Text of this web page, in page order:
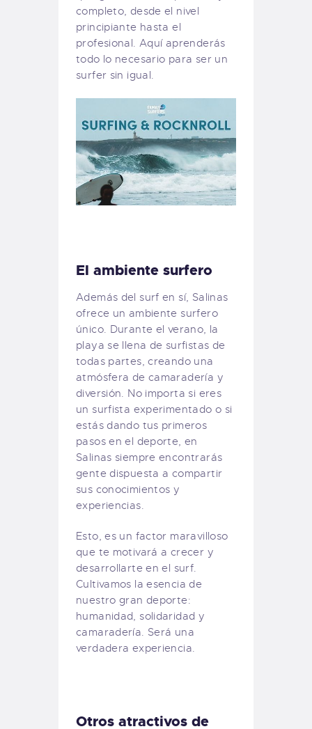
completo, desde el nivel
principiante hasta el
profesional. Aquí aprenderás
todo lo necesario para ser un
surfer sin igual.
El ambiente surfero
Además del surf en sí, Salinas
ofrece un ambiente surfero
único. Durante el verano, la
playa se llena de surfistas de
todas partes, creando una
atmósfera de camaradería y
diversión. No importa si eres
un surfista experimentado o si
estás dando tus primeros
pasos en el deporte, en
Salinas siempre encontrarás
gente dispuesta a compartir
sus conocimientos y
experiencias.
Esto, es un factor maravilloso
que te motivará a crecer y
desarrollarte en el surf.
Cultivamos la esencia de
nuestro gran deporte:
humanidad, solidaridad y
camaradería. Será una
verdadera experiencia.
Otros atractivos de